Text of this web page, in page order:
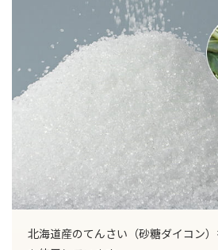
北海道産のてんさい（砂糖ダイコン